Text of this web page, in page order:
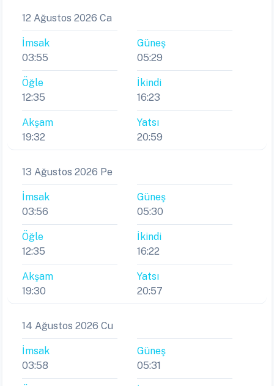
12 Ağustos 2026 Ca
İmsak
03:55
Güneş
05:29
Öğle
12:35
İkindi
16:23
Akşam
19:32
Yatsı
20:59
13 Ağustos 2026 Pe
İmsak
03:56
Güneş
05:30
Öğle
12:35
İkindi
16:22
Akşam
19:30
Yatsı
20:57
14 Ağustos 2026 Cu
İmsak
03:58
Güneş
05:31